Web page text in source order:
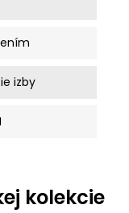
izby
kolekcie